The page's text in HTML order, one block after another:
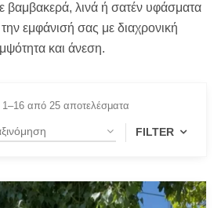
βαμβακερά, λινά ή σατέν υφάσματα
εμφάνισή σας με διαχρονική
και άνεση.
1–16 από 25 αποτελέσματα
FILTER